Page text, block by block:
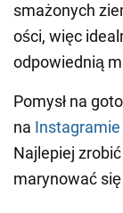
smażonych
ości, więc
odpowiednią
Pomysł na
na Instagramie
Najlepiej
marynować